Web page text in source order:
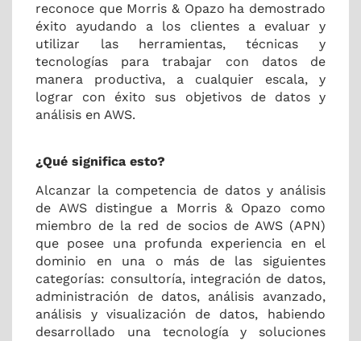
reconoce que Morris & Opazo ha demostrado
éxito ayudando a los clientes a evaluar y
utilizar las herramientas, técnicas y
tecnologías para trabajar con datos de
manera productiva, a cualquier escala, y
lograr con éxito sus objetivos de datos y
análisis en AWS.
¿Qué significa esto?
Alcanzar la competencia de datos y análisis
de AWS distingue a Morris & Opazo como
miembro de la red de socios de AWS (APN)
que posee una profunda experiencia en el
dominio en una o más de las siguientes
categorías: consultoría, integración de datos,
administración de datos, análisis avanzado,
análisis y visualización de datos, habiendo
desarrollado una tecnología y soluciones